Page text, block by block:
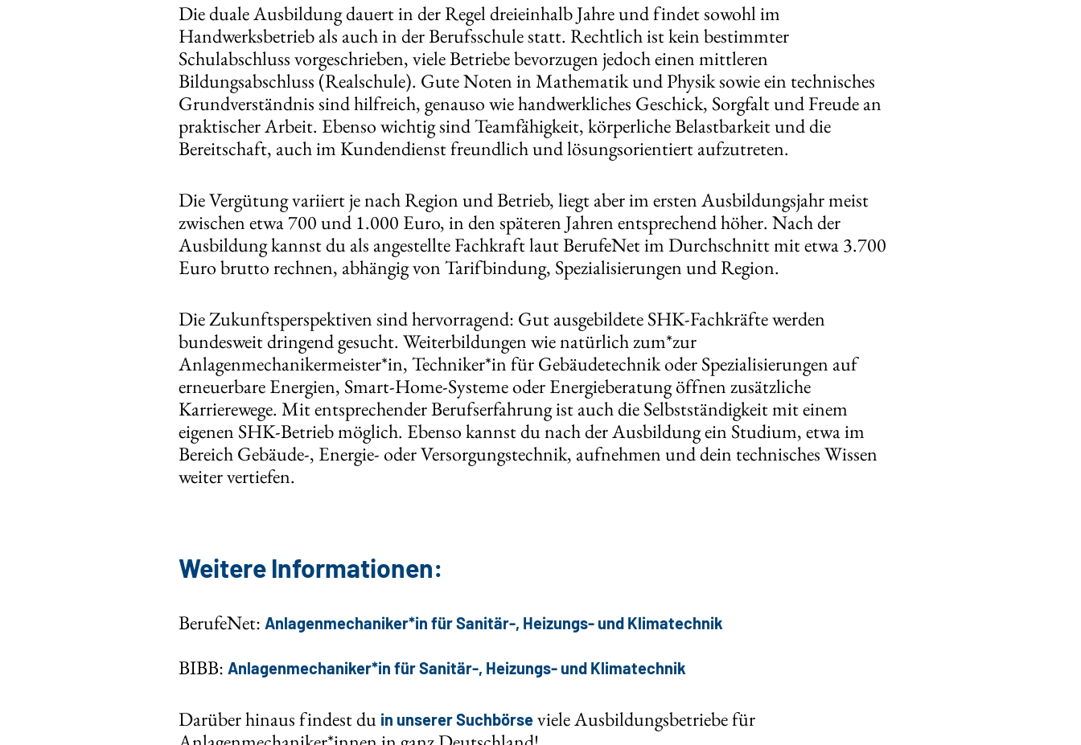
Die duale Ausbildung dauert in der Regel dreieinhalb Jahre und findet sowohl im
Handwerksbetrieb als auch in der Berufsschule statt. Rechtlich ist kein bestimmter
Schulabschluss vorgeschrieben, viele Betriebe bevorzugen jedoch einen mittleren
Bildungsabschluss (Realschule). Gute Noten in Mathematik und Physik sowie ein technisches
Grundverständnis sind hilfreich, genauso wie handwerkliches Geschick, Sorgfalt und Freude an
praktischer Arbeit. Ebenso wichtig sind Teamfähigkeit, körperliche Belastbarkeit und die
Bereitschaft, auch im Kundendienst freundlich und lösungsorientiert aufzutreten.
Die Vergütung variiert je nach Region und Betrieb, liegt aber im ersten Ausbildungsjahr meist
zwischen etwa 700 und 1.000 Euro, in den späteren Jahren entsprechend höher. Nach der
Ausbildung kannst du als angestellte Fachkraft laut BerufeNet im Durchschnitt mit etwa 3.700
Euro brutto rechnen, abhängig von Tarifbindung, Spezialisierungen und Region.
Die Zukunftsperspektiven sind hervorragend: Gut ausgebildete SHK-Fachkräfte werden
bundesweit dringend gesucht. Weiterbildungen wie natürlich zum*zur
Anlagenmechanikermeister*in, Techniker*in für Gebäudetechnik oder Spezialisierungen auf
erneuerbare Energien, Smart-Home-Systeme oder Energieberatung öffnen zusätzliche
Karrierewege. Mit entsprechender Berufserfahrung ist auch die Selbstständigkeit mit einem
eigenen SHK-Betrieb möglich. Ebenso kannst du nach der Ausbildung ein Studium, etwa im
Bereich Gebäude-, Energie- oder Versorgungstechnik, aufnehmen und dein technisches Wissen
weiter vertiefen.
Weitere Informationen:
BerufeNet: Anlagenmechaniker*in für Sanitär-, Heizungs- und Klimatechnik
BIBB: Anlagenmechaniker*in für Sanitär-, Heizungs- und Klimatechnik
Darüber hinaus findest du in unserer Suchbörse viele Ausbildungsbetriebe für